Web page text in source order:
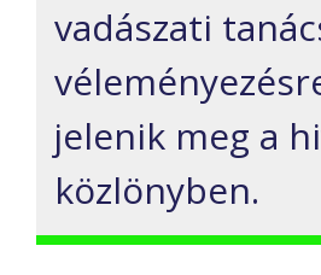
vadászati
jelenik meg a
közlönyben.